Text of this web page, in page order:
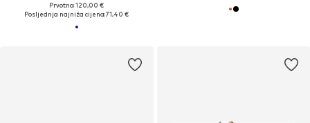
Prvotno: 120,00 €
Posljednja najniža cijena:71,40 €